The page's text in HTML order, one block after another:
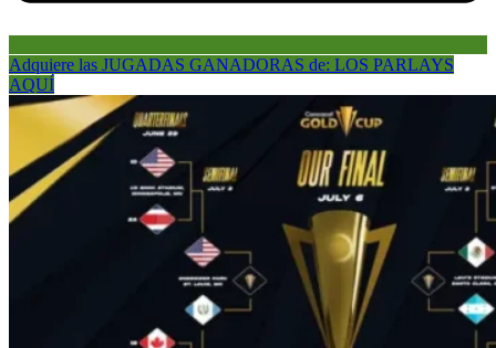
Adquiere las JUGADAS GANADORAS de: LOS PARLAYS
AQUÍ